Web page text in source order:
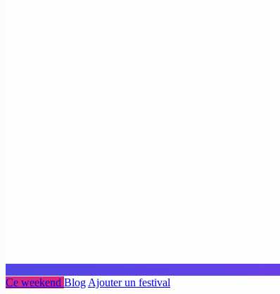
Ce weekend Blog Ajouter un festival